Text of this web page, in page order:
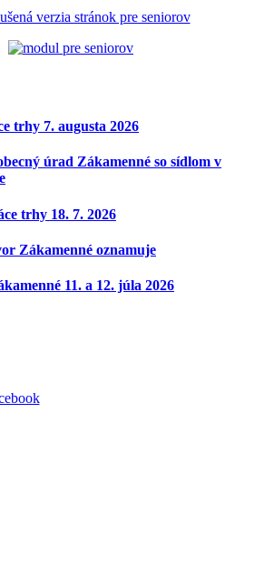
verzia stránok pre seniorov
trhy 7. augusta 2026
úrad Zákamenné so sídlom v
trhy 18. 7. 2026
Zákamenné oznamuje
11. a 12. júla 2026